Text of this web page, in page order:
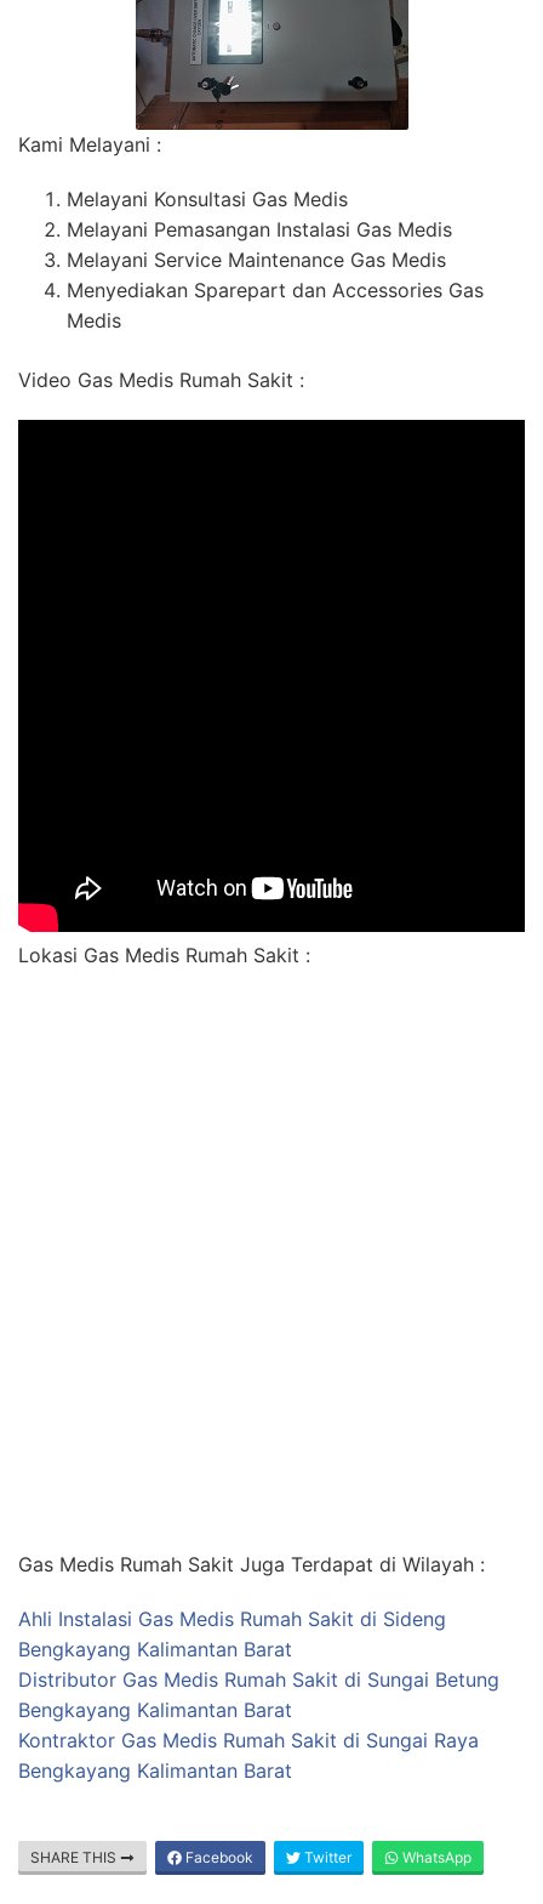
Kami Melayani :
Melayani Konsultasi Gas Medis
Melayani Pemasangan Instalasi Gas Medis
Melayani Service Maintenance Gas Medis
Menyediakan Sparepart dan Accessories Gas
Medis
Video Gas Medis Rumah Sakit :
Lokasi Gas Medis Rumah Sakit :
Gas Medis Rumah Sakit Juga Terdapat di Wilayah :
Ahli Instalasi Gas Medis Rumah Sakit di Sideng
Bengkayang Kalimantan Barat
Distributor Gas Medis Rumah Sakit di Sungai Betung
Bengkayang Kalimantan Barat
Kontraktor Gas Medis Rumah Sakit di Sungai Raya
Bengkayang Kalimantan Barat
SHARE THIS Facebook Twitter WhatsApp